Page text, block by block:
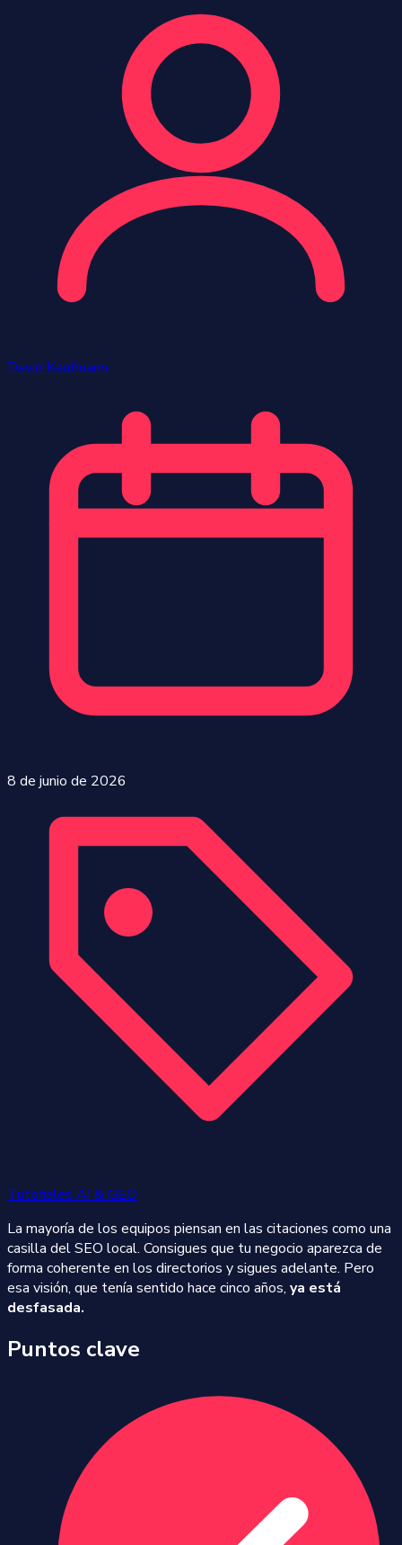
David Kaufmann
8 de junio de 2026
Tutoriales AI & GEO
La mayoría de los equipos piensan en las citaciones como una
casilla del SEO local. Consigues que tu negocio aparezca de
forma coherente en los directorios y sigues adelante. Pero
esa visión, que tenía sentido hace cinco años, ya está
desfasada.
Puntos clave